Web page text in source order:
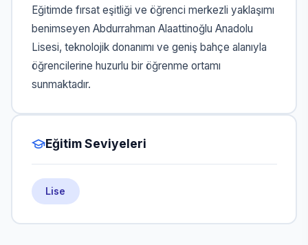
Eğitimde fırsat eşitliği ve öğrenci merkezli yaklaşımı
benimseyen Abdurrahman Alaattinoğlu Anadolu
Lisesi, teknolojik donanımı ve geniş bahçe alanıyla
öğrencilerine huzurlu bir öğrenme ortamı
sunmaktadır.
Eğitim Seviyeleri
Lise